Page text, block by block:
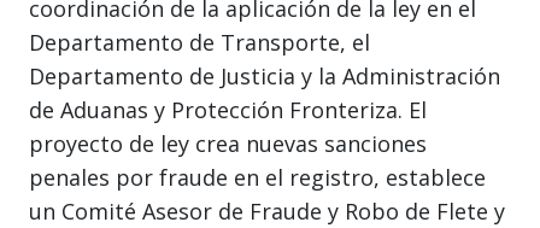
coordinación de la aplicación de la ley en el
Departamento de Transporte, el
Departamento de Justicia y la Administración
de Aduanas y Protección Fronteriza. El
proyecto de ley crea nuevas sanciones
penales por fraude en el registro, establece
un Comité Asesor de Fraude y Robo de Flete y